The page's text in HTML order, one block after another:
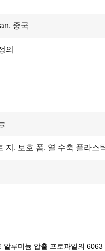
중국
의
지, 보호 폼, 열 수축 플라스
알루미늄 압출 프로파일의